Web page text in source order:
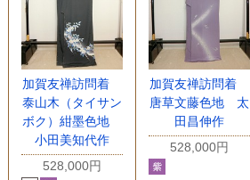
加賀友禅訪問着
泰山木（タイサン
ボク）紺墨色地
小田美知代作
528,000円
加賀友禅訪問着
唐草文藤色地 太
田昌伸作
528,000円